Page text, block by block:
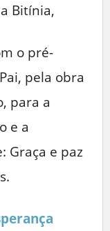
Bitínia,
o pré-
pela obra
para a
e a
Graça e paz